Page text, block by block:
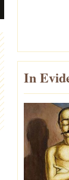
In